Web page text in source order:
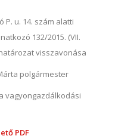
P. u. 14. szám alatti
132/2015. (VII.
visszavonása
polgármester
vagyongazdálkodási
PDF